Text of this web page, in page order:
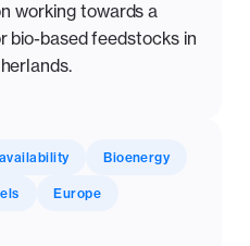
working towards a
bio-based feedstocks in
Bioenergy
Europe